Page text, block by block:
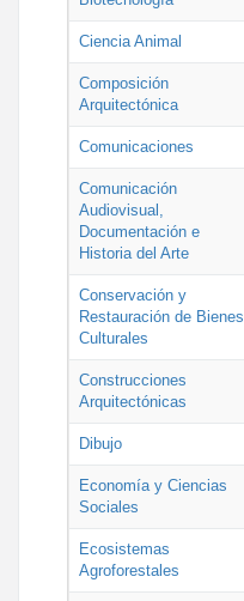
Ciencia Animal
Composición
Arquitectónica
Comunicaciones
Comunicación
Audiovisual,
Documentación e
Historia del Arte
Conservación y
Restauración de Bienes
Culturales
Construcciones
Arquitectónicas
Dibujo
Economía y Ciencias
Sociales
Ecosistemas
Agroforestales